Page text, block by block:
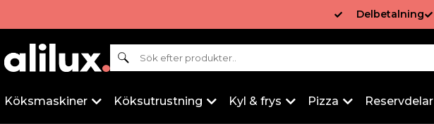
Delbetalning
Sök
Köksmaskiner Köksutrustning Kyl & frys Pizza Reservdelar